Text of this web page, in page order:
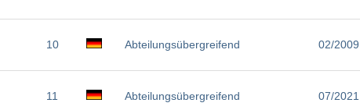
10 Abteilungsübergreifend 02/2009
11 Abteilungsübergreifend 07/2021